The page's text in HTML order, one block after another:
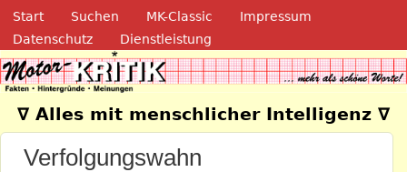
Direkt zum Inhalt
Navigation
Start Suchen MK-Classic
Impressum
Datenschutz
Dienstleistung
Motor-Kritik.de
∇ Alles mit menschlicher Intelligenz ∇
Verfolgungswahn